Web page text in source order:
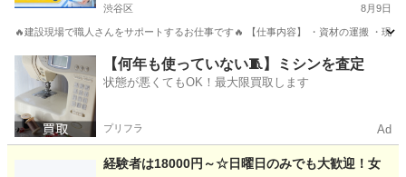
渋谷区 8月9日
🔥建設現場で職人さんをサポートするお仕事です🔥 【仕事内容】 ・資材の運搬 ・現
東京 渋谷区 建築 スタッフ
【何年も使っていない🧵】ミシンを査定
状態が悪くてもOK！最大限買取します
プリフラ Ad
経験者は18000円～☆日曜日のみでも大歓迎！女